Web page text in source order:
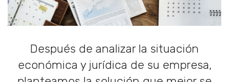
Después de analizar la situación
económica y jurídica de su empresa,